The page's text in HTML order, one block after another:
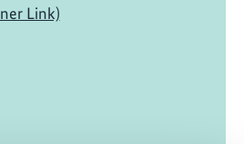
Link)